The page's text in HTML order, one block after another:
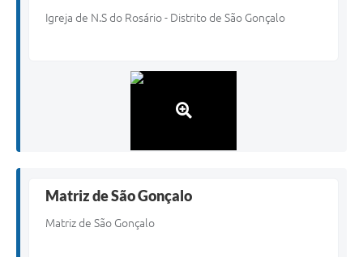
Igreja de N.S do Rosário - Distrito de São Gonçalo
Matriz de São Gonçalo
Matriz de São Gonçalo